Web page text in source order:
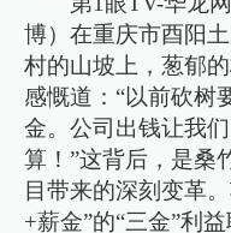
博）在重庆市酉阳
村的山坡上，葱郁
感慨道：“以前砍树
金。公司出钱让我
算！”这背后，是桑
目带来的深刻变革
+薪金”的“三金”利